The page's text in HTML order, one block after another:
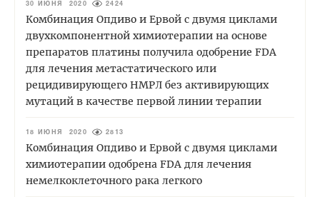
30 ИЮНЯ 2020 2424
Комбинация Опдиво и Ервой с двумя циклами
двухкомпонентной химиотерапии на основе
препаратов платины получила одобрение FDA
для лечения метастатического или
рецидивирующего НМРЛ без активирующих
мутаций в качестве первой линии терапии
18 ИЮНЯ 2020 2813
Комбинация Опдиво и Ервой с двумя циклами
химиотерапии одобрена FDA для лечения
немелкоклеточного рака легкого